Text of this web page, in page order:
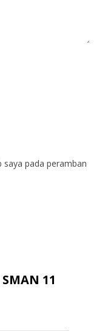
saya pada peramban
11